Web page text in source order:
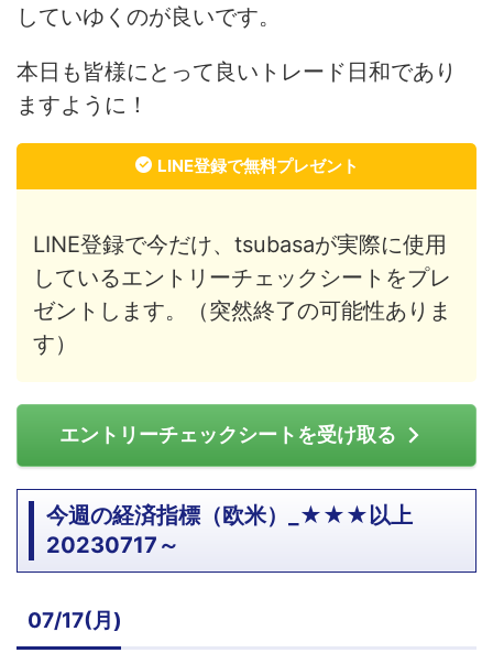
していゆくのが良いです。
本日も皆様にとって良いトレード日和であり
ますように！
LINE登録で無料プレゼント
LINE登録で今だけ、tsubasaが実際に使用
しているエントリーチェックシートをプレ
ゼントします。（突然終了の可能性ありま
す）
エントリーチェックシートを受け取る
今週の経済指標（欧米）_★★★以上
20230717～
07/17(月)